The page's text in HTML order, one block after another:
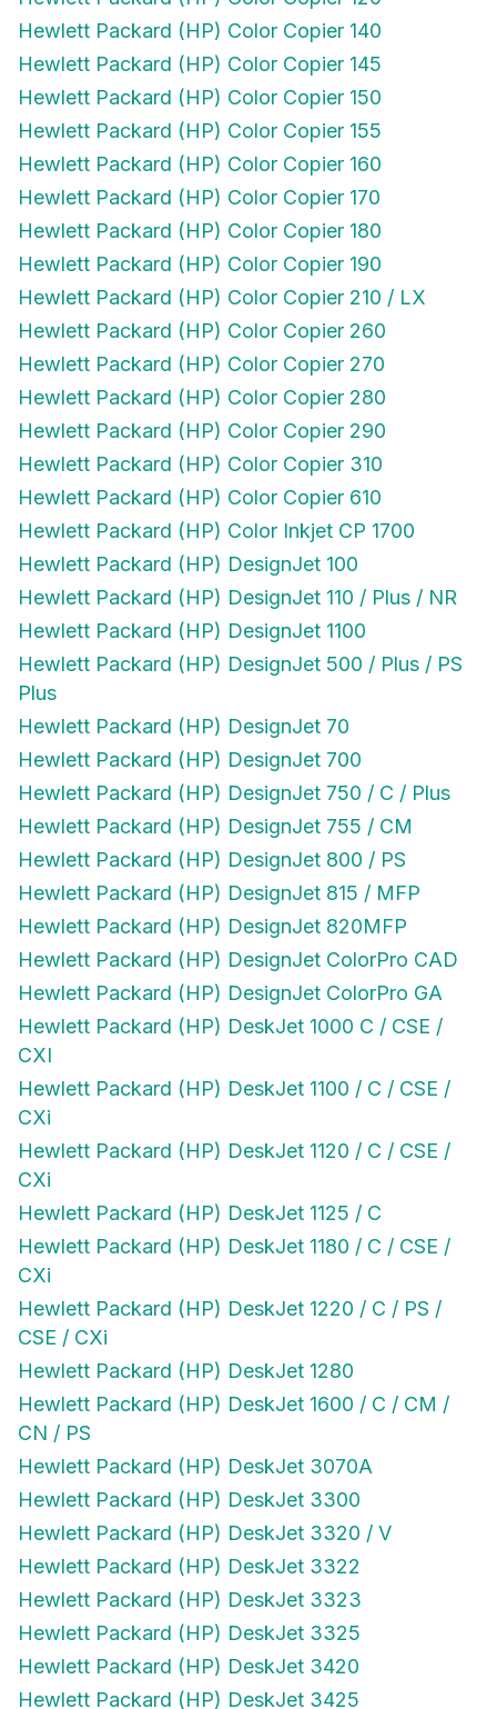
Hewlett Packard (HP) Color Copier 140
Hewlett Packard (HP) Color Copier 145
Hewlett Packard (HP) Color Copier 150
Hewlett Packard (HP) Color Copier 155
Hewlett Packard (HP) Color Copier 160
Hewlett Packard (HP) Color Copier 170
Hewlett Packard (HP) Color Copier 180
Hewlett Packard (HP) Color Copier 190
Hewlett Packard (HP) Color Copier 210 / LX
Hewlett Packard (HP) Color Copier 260
Hewlett Packard (HP) Color Copier 270
Hewlett Packard (HP) Color Copier 280
Hewlett Packard (HP) Color Copier 290
Hewlett Packard (HP) Color Copier 310
Hewlett Packard (HP) Color Copier 610
Hewlett Packard (HP) Color Inkjet CP 1700
Hewlett Packard (HP) DesignJet 100
Hewlett Packard (HP) DesignJet 110 / Plus / NR
Hewlett Packard (HP) DesignJet 1100
Hewlett Packard (HP) DesignJet 500 / Plus / PS
Plus
Hewlett Packard (HP) DesignJet 70
Hewlett Packard (HP) DesignJet 700
Hewlett Packard (HP) DesignJet 750 / C / Plus
Hewlett Packard (HP) DesignJet 755 / CM
Hewlett Packard (HP) DesignJet 800 / PS
Hewlett Packard (HP) DesignJet 815 / MFP
Hewlett Packard (HP) DesignJet 820MFP
Hewlett Packard (HP) DesignJet ColorPro CAD
Hewlett Packard (HP) DesignJet ColorPro GA
Hewlett Packard (HP) DeskJet 1000 C / CSE /
CXI
Hewlett Packard (HP) DeskJet 1100 / C / CSE /
CXi
Hewlett Packard (HP) DeskJet 1120 / C / CSE /
CXi
Hewlett Packard (HP) DeskJet 1125 / C
Hewlett Packard (HP) DeskJet 1180 / C / CSE /
CXi
Hewlett Packard (HP) DeskJet 1220 / C / PS /
CSE / CXi
Hewlett Packard (HP) DeskJet 1280
Hewlett Packard (HP) DeskJet 1600 / C / CM /
CN / PS
Hewlett Packard (HP) DeskJet 3070A
Hewlett Packard (HP) DeskJet 3300
Hewlett Packard (HP) DeskJet 3320 / V
Hewlett Packard (HP) DeskJet 3322
Hewlett Packard (HP) DeskJet 3323
Hewlett Packard (HP) DeskJet 3325
Hewlett Packard (HP) DeskJet 3420
Hewlett Packard (HP) DeskJet 3425